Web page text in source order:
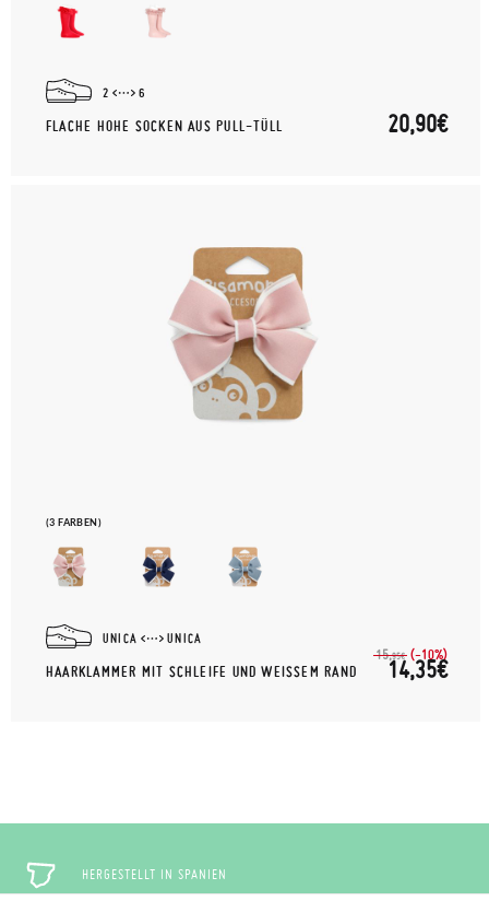
2 6
FLACHE HOHE SOCKEN AUS PULL-TÜLL 20,90€
(3 FARBEN)
UNICA UNICA
HAARKLAMMER MIT SCHLEIFE UND WEISSEM RAND
15,95€ (-10%)
14,35€
HERGESTELLT IN SPANIEN